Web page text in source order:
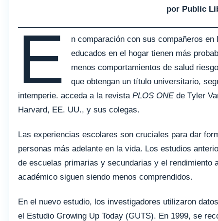
por Public
E
n comparación con sus compañeros
educados en el hogar tienen más
menos comportamientos de salud
que obtengan un título universitario,
intemperie. acceda a la revista PLOS ONEde Tyler
Harvard, EE. UU., y sus colegas.
Las experiencias escolares son cruciales para dar
personas más adelante en la vida. Los estudios
de escuelas primarias y secundarias y el rendimiento
académico siguen siendo menos comprendidos.
En el nuevo estudio, los investigadores utilizaron
el Estudio Growing Up Today (GUTS). En 1999, se